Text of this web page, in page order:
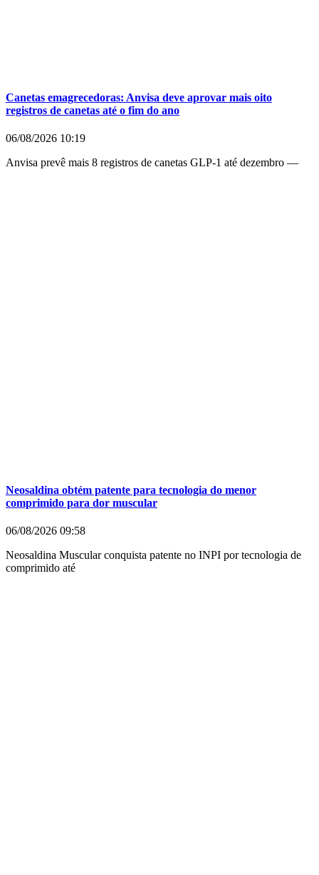
Canetas emagrecedoras: Anvisa deve aprovar mais oito
registros de canetas até o fim do ano
06/08/2026 10:19
Anvisa prevê mais 8 registros de canetas GLP-1 até dezembro —
Neosaldina obtém patente para tecnologia do menor
comprimido para dor muscular
06/08/2026 09:58
Neosaldina Muscular conquista patente no INPI por tecnologia de
comprimido até